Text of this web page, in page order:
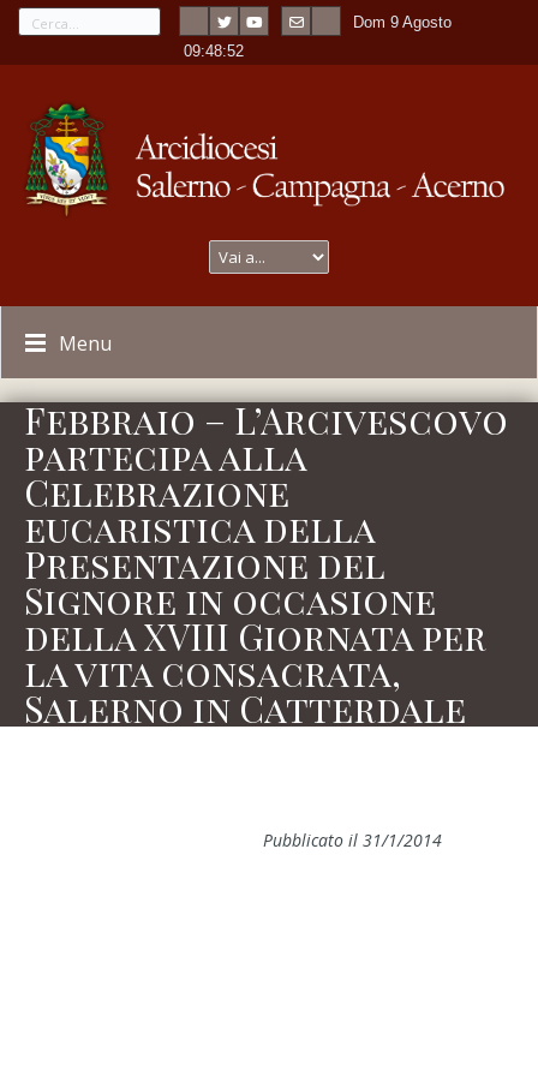
Dom 9 Agosto
-09:48:52
Menu
Febbraio – L’Arcivescovo
partecipa alla
Celebrazione
eucaristica della
Presentazione del
Signore in occasione
della XVIII Giornata per
la vita consacrata,
Salerno in Catterdale
Pubblicato il 31/1/2014